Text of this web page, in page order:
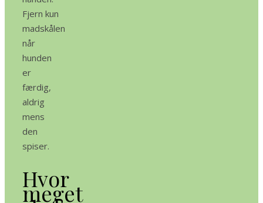
Fjern kun
madskålen
når
hunden
er
færdig,
aldrig
mens
den
spiser.
Hvor
meget